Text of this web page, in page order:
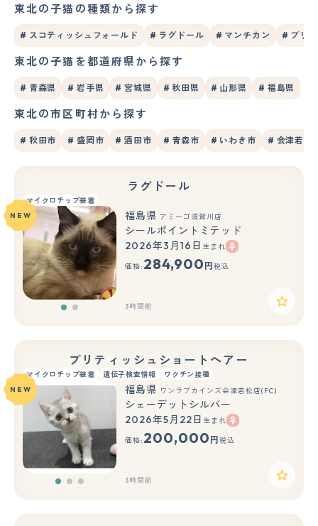
東北の子猫の種類から探す
# スコティッシュフォールド # ラグドール # マンチカン # ブリ
東北の子猫を都道府県から探す
# 青森県 # 岩手県 # 宮城県 # 秋田県 # 山形県 # 福島県
東北の市区町村から探す
# 秋田市 # 盛岡市 # 酒田市 # 青森市 # いわき市 # 会津若松
ラグドール
マイクロチップ装着
もっと見る
NEW 福島県 アミーゴ須賀川店
シールポイントミテッド
2026年3月16日 生まれ
価格: 284,900 円 税込
3時間前
ブリティッシュショートヘアー
マイクロチップ装着 遺伝子検査情報 ワクチン接種
もっと見る
NEW 福島県 ワンラブカインズ会津若松店(FC)
シェーデットシルバー
2026年5月22日 生まれ
価格: 200,000 円 税込
3時間前